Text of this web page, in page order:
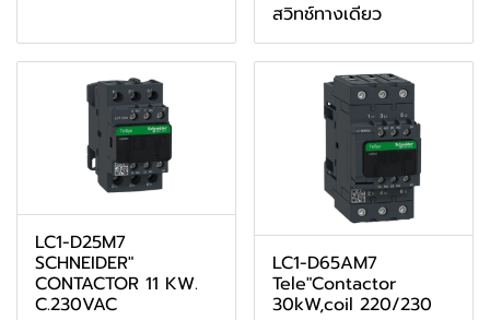
สวิทช์ทางเดียว
LC1-D25M7
SCHNEIDER"
CONTACTOR 11 KW.
C.230VAC
LC1-D65AM7
Tele"Contactor
30kW,coil 220/230